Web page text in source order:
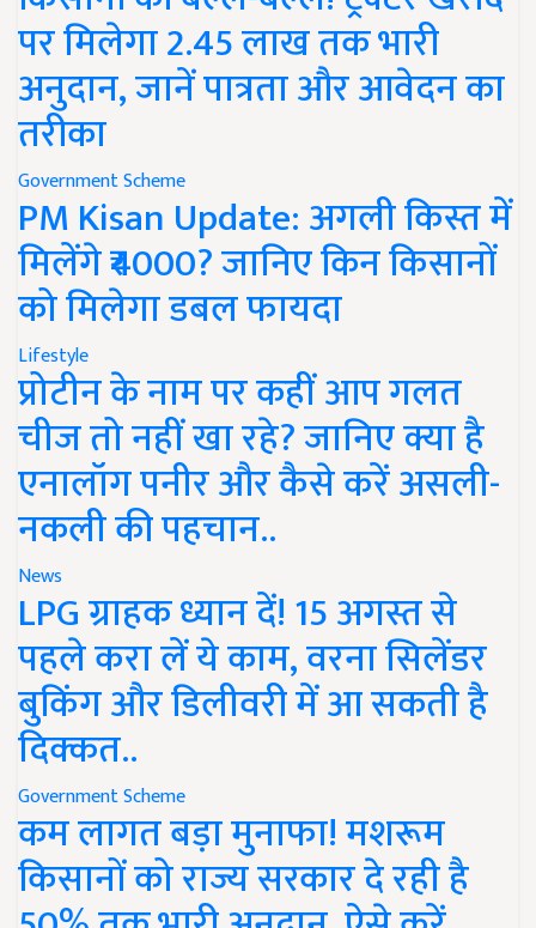
पर मिलेगा 2.45 लाख तक भारी
अनुदान, जानें पात्रता और आवेदन का
तरीका
Government Scheme
PM Kisan Update: अगली किस्त में
मिलेंगे ₹4000? जानिए किन किसानों
को मिलेगा डबल फायदा
Lifestyle
प्रोटीन के नाम पर कहीं आप गलत
चीज तो नहीं खा रहे? जानिए क्या है
एनालॉग पनीर और कैसे करें असली-
नकली की पहचान..
News
LPG ग्राहक ध्यान दें! 15 अगस्त से
पहले करा लें ये काम, वरना सिलेंडर
बुकिंग और डिलीवरी में आ सकती है
दिक्कत..
Government Scheme
कम लागत बड़ा मुनाफा! मशरूम
किसानों को राज्य सरकार दे रही है